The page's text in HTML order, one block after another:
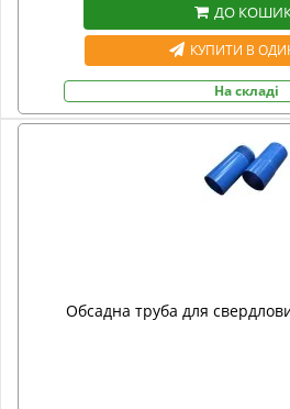
ДО
КУПИТИ В
На складі
Обсадна труба для